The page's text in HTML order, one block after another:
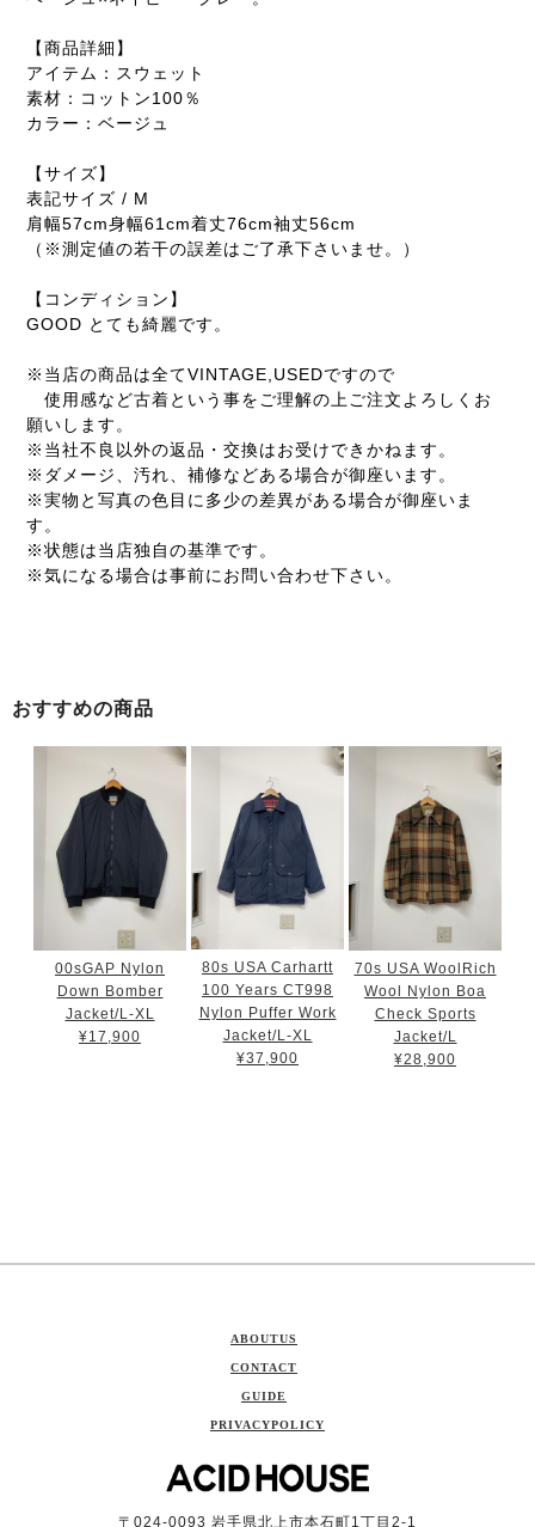
【商品詳細】
アイテム：スウェット
素材：コットン100％
カラー：ベージュ
【サイズ】
表記サイズ / M
肩幅57cm身幅61cm着丈76cm袖丈56cm
（※測定値の若干の誤差はご了承下さいませ。）
【コンディション】
GOOD とても綺麗です。
※当店の商品は全てVINTAGE,USEDですので
使用感など古着という事をご理解の上ご注文よろしくお
願いします。
※当社不良以外の返品・交換はお受けできかねます。
※ダメージ、汚れ、補修などある場合が御座います。
※実物と写真の色目に多少の差異がある場合が御座いま
す。
※状態は当店独自の基準です。
※気になる場合は事前にお問い合わせ下さい。
おすすめの商品
00sGAP Nylon
Down Bomber
Jacket/L-XL
¥17,900
80s USA Carhartt
100 Years CT998
Nylon Puffer Work
Jacket/L-XL
¥37,900
70s USA WoolRich
Wool Nylon Boa
Check Sports
Jacket/L
¥28,900
ABOUTUS
CONTACT
GUIDE
PRIVACYPOLICY
〒024-0093 岩手県北上市本石町1丁目2-1